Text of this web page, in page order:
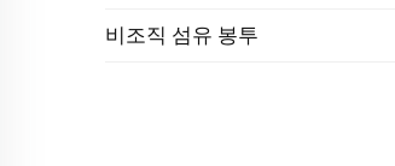
비조직 섬유 봉투